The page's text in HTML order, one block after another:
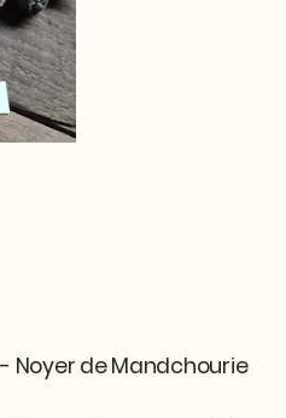
Noyer de Mandchourie